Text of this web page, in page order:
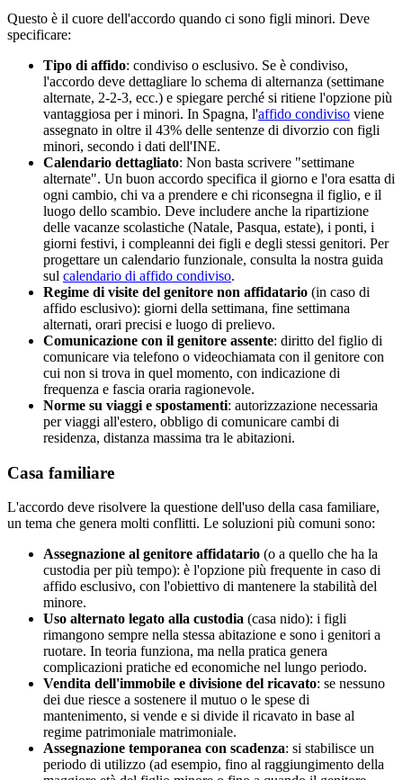
Questo è il cuore dell'accordo quando ci sono figli minori. Deve
specificare:
Tipo di affido: condiviso o esclusivo. Se è condiviso,
l'accordo deve dettagliare lo schema di alternanza (settimane
alternate, 2-2-3, ecc.) e spiegare perché si ritiene l'opzione più
vantaggiosa per i minori. In Spagna, l'affido condiviso viene
assegnato in oltre il 43% delle sentenze di divorzio con figli
minori, secondo i dati dell'INE.
Calendario dettagliato: Non basta scrivere "settimane
alternate". Un buon accordo specifica il giorno e l'ora esatta di
ogni cambio, chi va a prendere e chi riconsegna il figlio, e il
luogo dello scambio. Deve includere anche la ripartizione
delle vacanze scolastiche (Natale, Pasqua, estate), i ponti, i
giorni festivi, i compleanni dei figli e degli stessi genitori. Per
progettare un calendario funzionale, consulta la nostra guida
sul calendario di affido condiviso.
Regime di visite del genitore non affidatario (in caso di
affido esclusivo): giorni della settimana, fine settimana
alternati, orari precisi e luogo di prelievo.
Comunicazione con il genitore assente: diritto del figlio di
comunicare via telefono o videochiamata con il genitore con
cui non si trova in quel momento, con indicazione di
frequenza e fascia oraria ragionevole.
Norme su viaggi e spostamenti: autorizzazione necessaria
per viaggi all'estero, obbligo di comunicare cambi di
residenza, distanza massima tra le abitazioni.
Casa familiare
L'accordo deve risolvere la questione dell'uso della casa familiare,
un tema che genera molti conflitti. Le soluzioni più comuni sono:
Assegnazione al genitore affidatario (o a quello che ha la
custodia per più tempo): è l'opzione più frequente in caso di
affido esclusivo, con l'obiettivo di mantenere la stabilità del
minore.
Uso alternato legato alla custodia (casa nido): i figli
rimangono sempre nella stessa abitazione e sono i genitori a
ruotare. In teoria funziona, ma nella pratica genera
complicazioni pratiche ed economiche nel lungo periodo.
Vendita dell'immobile e divisione del ricavato: se nessuno
dei due riesce a sostenere il mutuo o le spese di
mantenimento, si vende e si divide il ricavato in base al
regime patrimoniale matrimoniale.
Assegnazione temporanea con scadenza: si stabilisce un
periodo di utilizzo (ad esempio, fino al raggiungimento della